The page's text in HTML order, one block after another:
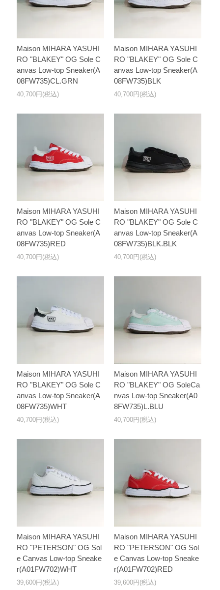
Maison MIHARA YASUHI
RO "BLAKEY" OG Sole C
anvas Low-top Sneaker(A
08FW735)CL.GRN
40,700円(税込)
Maison MIHARA YASUHI
RO "BLAKEY" OG Sole C
anvas Low-top Sneaker(A
08FW735)BLK
40,700円(税込)
Maison MIHARA YASUHI
RO "BLAKEY" OG Sole C
anvas Low-top Sneaker(A
08FW735)RED
40,700円(税込)
Maison MIHARA YASUHI
RO "BLAKEY" OG Sole C
anvas Low-top Sneaker(A
08FW735)BLK.BLK
40,700円(税込)
Maison MIHARA YASUHI
RO "BLAKEY" OG Sole C
anvas Low-top Sneaker(A
08FW735)WHT
40,700円(税込)
Maison MIHARA YASUHI
RO "BLAKEY" OG SoleCa
nvas Low-top Sneaker(A0
8FW735)L.BLU
40,700円(税込)
Maison MIHARA YASUHI
RO "PETERSON" OG Sol
e Canvas Low-top Sneake
r(A01FW702)WHT
39,600円(税込)
Maison MIHARA YASUHI
RO "PETERSON" OG Sol
e Canvas Low-top Sneake
r(A01FW702)RED
39,600円(税込)